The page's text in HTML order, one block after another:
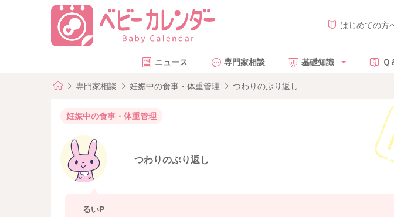
はじめての方
ニュース 専門家相談 基礎知識 Ｑ
専門家相談 妊娠中の食事・体重管理 つわりのぶり返し
妊娠中の食事・体重管理
つわりのぶり返し
るいP